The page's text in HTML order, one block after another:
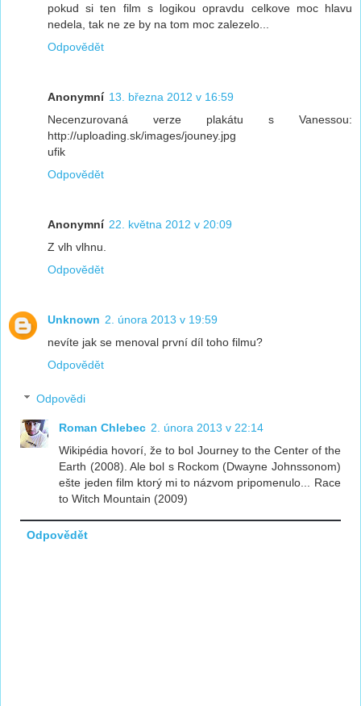
pokud si ten film s logikou opravdu celkove moc hlavu
nedela, tak ne ze by na tom moc zalezelo...
Odpovědět
Anonymní 13. března 2012 v 16:59
Necenzurovaná verze plakátu s Vanessou:
http://uploading.sk/images/jouney.jpg
ufik
Odpovědět
Anonymní 22. května 2012 v 20:09
Z vlh vlhnu.
Odpovědět
Unknown 2. února 2013 v 19:59
nevíte jak se menoval první díl toho filmu?
Odpovědět
Odpovědi
Roman Chlebec 2. února 2013 v 22:14
Wikipédia hovorí, že to bol Journey to the Center of the
Earth (2008). Ale bol s Rockom (Dwayne Johnssonom)
ešte jeden film ktorý mi to názvom pripomenulo... Race
to Witch Mountain (2009)
Odpovědět